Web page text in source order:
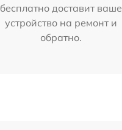
бесплатно доставит ваше
устройство на ремонт и
обратно.